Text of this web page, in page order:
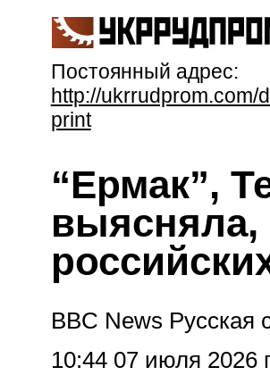
Постоянный адрес:
http://ukrrudprom.com/
print
“Ермак”,
выясняла,
BBC News
10:44 07 июля 2026